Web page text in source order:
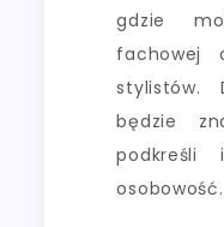
gdzie
fachowej
stylistów.
będzie
podkreśli
osobowość.